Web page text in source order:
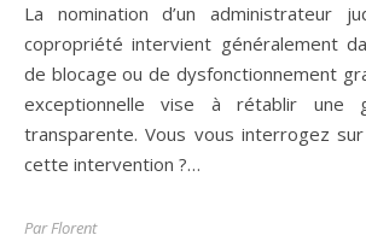
La nomination d’un administrateur judiciaire dans une
copropriété intervient généralement
de blocage ou de dysfonctionnement
exceptionnelle vise à rétablir une
transparente. Vous vous interrogez
cette intervention ?…
ParFlorent